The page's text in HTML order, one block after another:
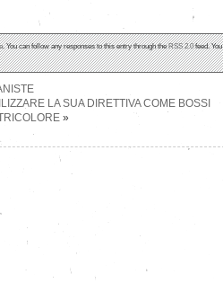
. You can follow any responses to this entry through theRSS 2.0feed. You
LA SUA DIRETTIVA COME BOSSI
»